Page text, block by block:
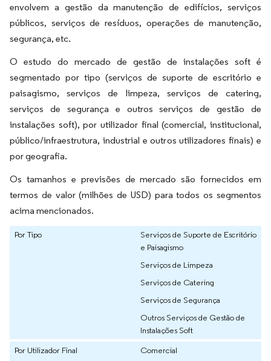
envolvem a gestão da manutenção de edifícios, serviços
públicos, serviços de resíduos, operações de manutenção,
segurança, etc.
O estudo do mercado de gestão de instalações soft é
segmentado por tipo (serviços de suporte de escritório e
paisagismo, serviços de limpeza, serviços de catering,
serviços de segurança e outros serviços de gestão de
instalações soft), por utilizador final (comercial, institucional,
público/infraestrutura, industrial e outros utilizadores finais) e
por geografia.
Os tamanhos e previsões de mercado são fornecidos em
termos de valor (milhões de USD) para todos os segmentos
acima mencionados.
Por Tipo
Serviços de Suporte de Escritório
e Paisagismo
Serviços de Limpeza
Serviços de Catering
Serviços de Segurança
Outros Serviços de Gestão de
Instalações Soft
Por Utilizador Final
Comercial